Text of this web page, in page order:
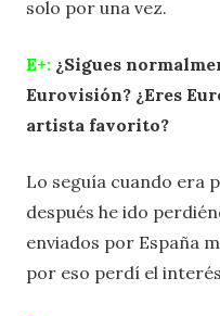
solo por una vez.
E+: ¿Sigues
Eurovisión? ¿Eres
artista favorito?
Lo seguía cuando era
después he ido
enviados por España
por eso perdí el